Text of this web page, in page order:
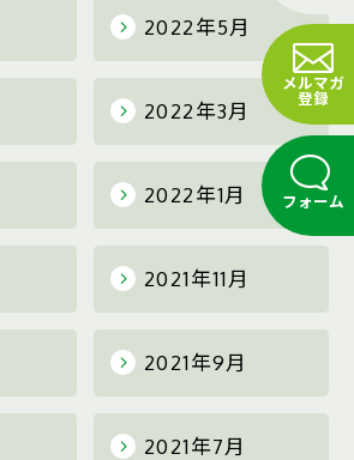
メルマガ
登録
フォーム
2022年5月
2022年3月
2022年1月
2021年11月
2021年9月
2021年7月